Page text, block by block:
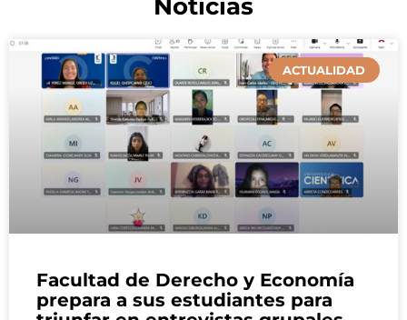
Noticias
ACTUALIDAD
Facultad de Derecho y Economía
prepara a sus estudiantes para